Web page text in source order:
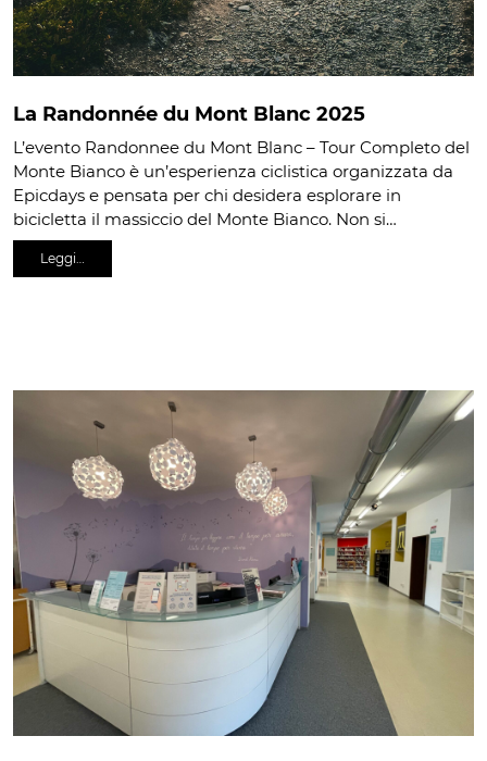
La Randonnée du Mont Blanc 2025
L’evento Randonnee du Mont Blanc – Tour Completo del
Monte Bianco è un’esperienza ciclistica organizzata da
Epicdays e pensata per chi desidera esplorare in
bicicletta il massiccio del Monte Bianco. Non si…
Leggi…